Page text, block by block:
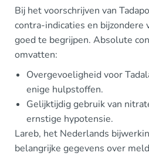
Bij het voorschrijven van
contra-indicaties en bijzondere
goed te begrijpen. Absolute
omvatten:
Overgevoeligheid voor
enige hulpstoffen.
Gelijktijdig gebruik van
ernstige hypotensie.
Lareb, het Nederlands
belangrijke gegevens over